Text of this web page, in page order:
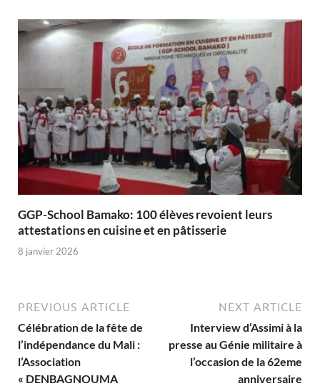
GGP-School Bamako: 100 élèves revoient leurs
attestations en cuisine et en pâtisserie
8 janvier 2026
PREVIOUS ARTICLE
Célébration de la fête de
l’indépendance du Mali :
l’Association
« DENBAGNOUMA
NEXT ARTICLE
Interview d’Assimi à la
presse au Génie militaire à
l’occasion de la 62eme
anniversaire